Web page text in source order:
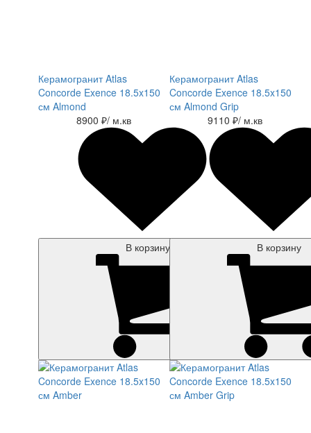
Керамогранит Atlas
Concorde Exence 18.5x150
см Almond
8900 ₽/ м.кв
В корзину
Керамогранит Atlas
Concorde Exence 18.5x150
см Almond Grip
9110 ₽/ м.кв
В корзину